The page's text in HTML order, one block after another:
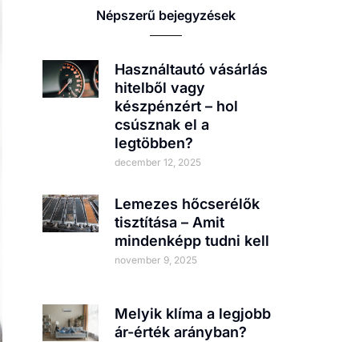
Népszerű bejegyzések
Használtautó vásárlás
hitelből vagy
készpénzért – hol
csúsznak el a
legtöbben?
december 12, 2025
Lemezes hőcserélők
tisztítása – Amit
mindenképp tudni kell
november 9, 2025
Melyik klíma a legjobb
ár-érték arányban?